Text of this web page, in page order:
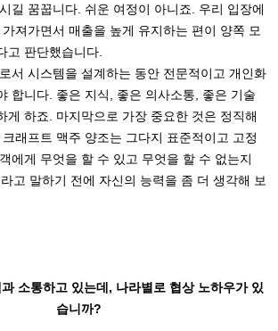
길 꿈꿉니다. 쉬운 여정이 아니죠. 우리 입장에
져가면서 매출을 높게 유지하는 편이 양쪽 모
고 판단했습니다.
서 시스템을 설계하는 동안 전문적이고 개인화
합니다. 좋은 지식, 좋은 의사소통, 좋은 기술
게 하죠. 마지막으로 가장 중요한 것은 정직해
래프트 맥주 양조는 그다지 표준적이고 고정
에게 무엇을 할 수 있고 무엇을 할 수 없는지
고 말하기 전에 자신의 능력을 좀 더 생각해 보
소통하고 있는데, 나라별로 협상 노하우가 있
습니까?